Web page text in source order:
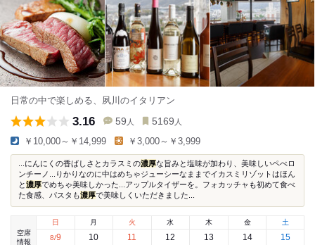
日常の中で楽しめる、夙川のイタリアン
3.16 59 人 5169 人
￥10,000～￥14,999 ￥3,000～￥3,999
...にんにくの香ばしさとカラスミの濃厚な旨みと塩味が加わり、美味しいペべロ
ンチーノ...りかりなのに中はめちゃジューシーなままでイカスミリゾットはほん
と濃厚でめちゃ美味しかった...アップルタイザーを。フォカッチャも初めて食べ
た食感、パスタも濃厚で美味しくいただきました...
空席
情報
日
8/9
月
10
火
11
水
12
木
13
金
14
土
15